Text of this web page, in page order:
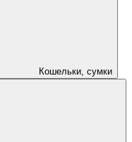
Кошельки, сумки